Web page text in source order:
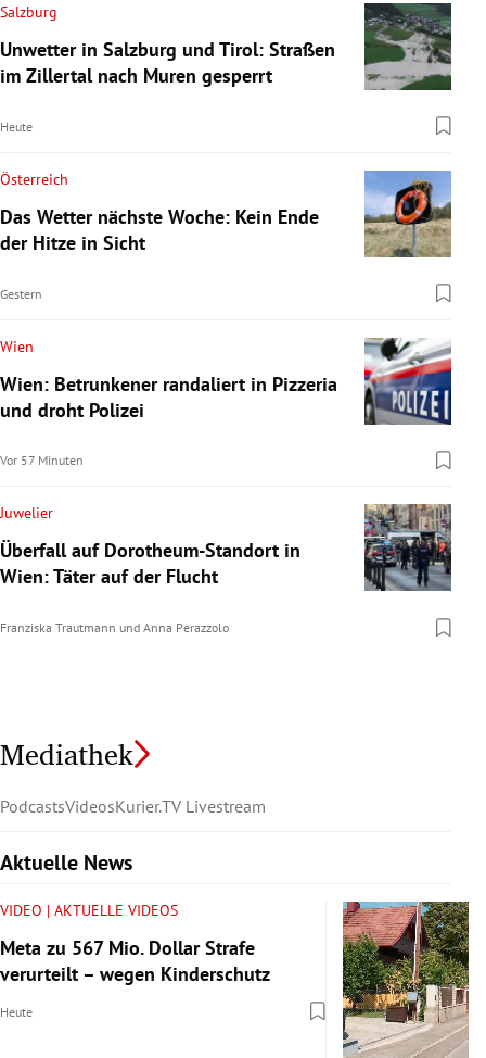
Salzburg
Unwetter in Salzburg und Tirol: Straßen
im Zillertal nach Muren gesperrt
Heute
Österreich
Das Wetter nächste Woche: Kein Ende
der Hitze in Sicht
Gestern
Wien
Wien: Betrunkener randaliert in Pizzeria
und droht Polizei
Vor 57 Minuten
Juwelier
Überfall auf Dorotheum-Standort in
Wien: Täter auf der Flucht
Franziska Trautmann und Anna Perazzolo
Mediathek
PodcastsVideosKurier.TV Livestream
Aktuelle News
Slide 1 von 6
VIDEO | AKTUELLE VIDEOS
Meta zu 567 Mio. Dollar Strafe
verurteilt – wegen Kinderschutz
Heute